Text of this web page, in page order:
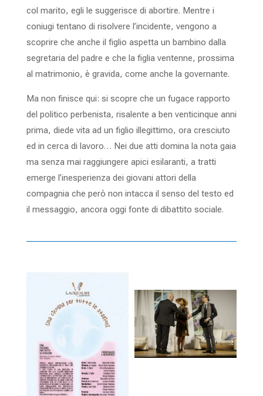
col marito, egli le suggerisce di abortire. Mentre i
coniugi tentano di risolvere l’incidente, vengono a
scoprire che anche il figlio aspetta un bambino dalla
segretaria del padre e che la figlia ventenne, prossima
al matrimonio, è gravida, come anche la governante.
Ma non finisce qui: si scopre che un fugace rapporto
del politico perbenista, risalente a ben venticinque anni
prima, diede vita ad un figlio illegittimo, ora cresciuto
ed in cerca di lavoro… Nei due atti domina la nota gaia
ma senza mai raggiungere apici esilaranti, a tratti
emerge l’inesperienza dei giovani attori della
compagnia che però non intacca il senso del testo ed
il messaggio, ancora oggi fonte di dibattito sociale.